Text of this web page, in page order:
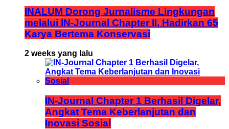
INALUM Dorong Jurnalisme Lingkungan
melalui IN-Journal Chapter II, Hadirkan 65
Karya Bertema Konservasi
2 weeks yang lalu
IN-Journal Chapter 1 Berhasil Digelar,
Angkat Tema Keberlanjutan dan
Inovasi Sosial